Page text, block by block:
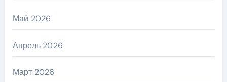
Май 2026
Апрель 2026
Март 2026